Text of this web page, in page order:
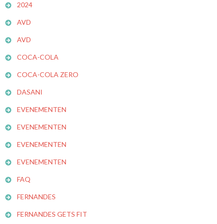
2024
AVD
AVD
COCA-COLA
COCA-COLA ZERO
DASANI
EVENEMENTEN
EVENEMENTEN
EVENEMENTEN
EVENEMENTEN
FAQ
FERNANDES
FERNANDES GETS FIT